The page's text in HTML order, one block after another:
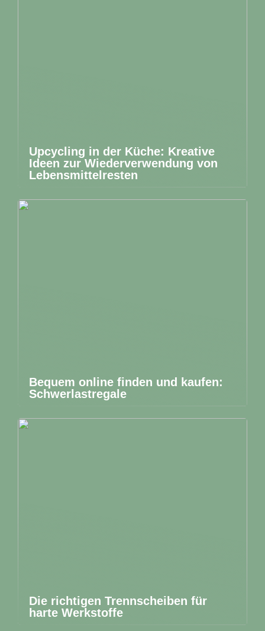
Upcycling in der Küche: Kreative
Ideen zur Wiederverwendung von
Lebensmittelresten
Bequem online finden und kaufen:
Schwerlastregale
Die richtigen Trennscheiben für
harte Werkstoffe